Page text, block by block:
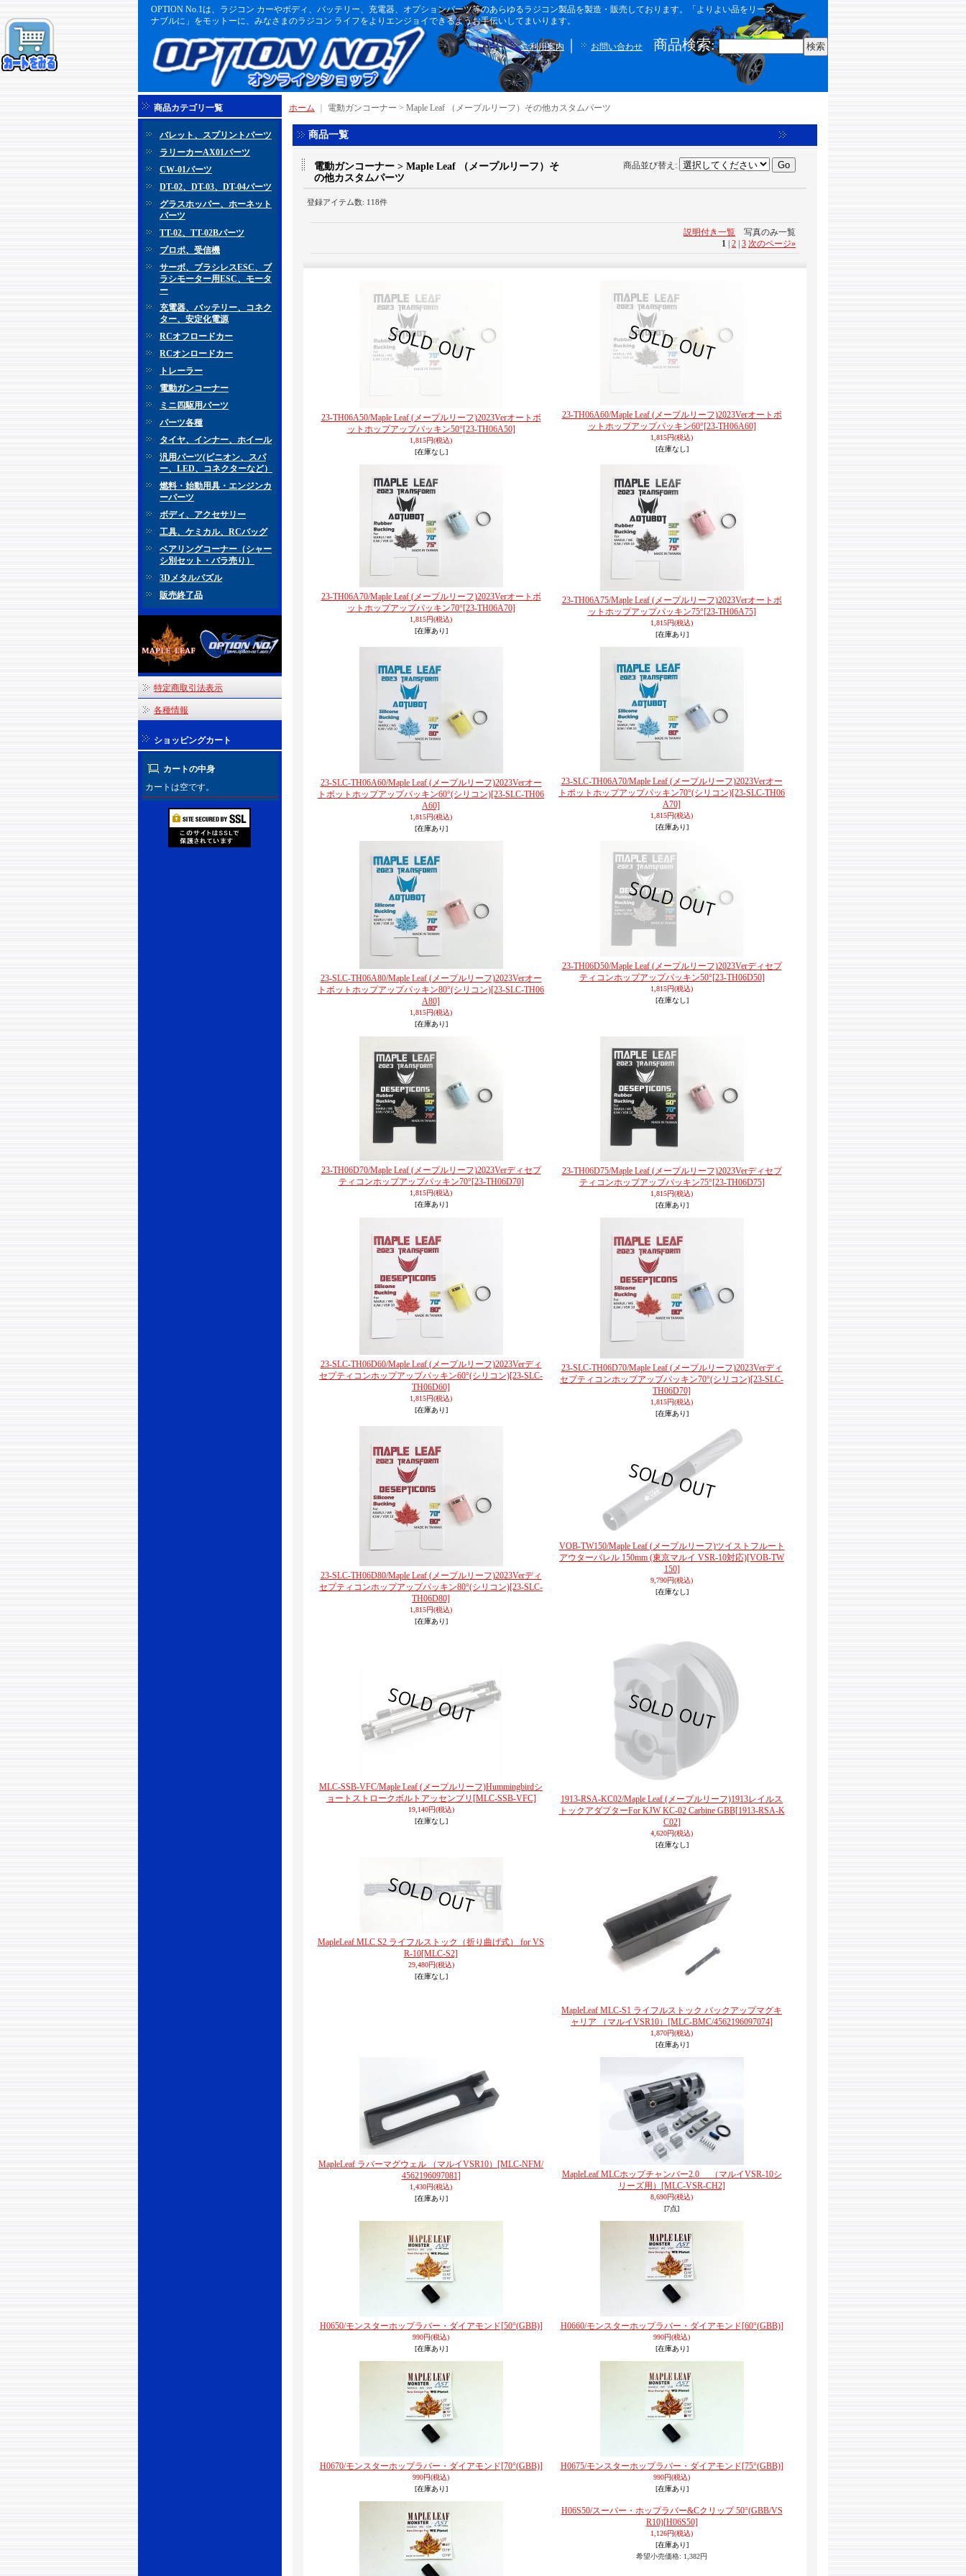
OPTION No.1は、ラジコン カーやボディ、バッテリー、充電器、オプションパーツ等のあらゆるラジコン製品を製造・販売しております。「よりよい品をリーズ
ナブルに」をモットーに、みなさまのラジコン ライフをよりエンジョイできるようお手伝いしてまいります。
ご利用案内 お問い合わせ 商品検索:
商品カテゴリ一覧
バレット、スプリントパーツ
ラリーカーAX01パーツ
CW-01パーツ
DT-02、DT-03、DT-04パーツ
グラスホッパー、ホーネット
パーツ
TT-02、TT-02Bパーツ
プロポ、受信機
サーボ、ブラシレスESC、ブ
ラシモーター用ESC、モータ
ー
充電器、バッテリー、コネク
ター、安定化電源
RCオフロードカー
RCオンロードカー
トレーラー
電動ガンコーナー
ミニ四駆用パーツ
パーツ各種
タイヤ、インナー、ホイール
汎用パーツ(ピニオン、スパ
ー、LED、コネクターなど）
燃料・始動用具・エンジンカ
ーパーツ
ボディ、アクセサリー
工具、ケミカル、RCバッグ
ベアリングコーナー（シャー
シ別セット・バラ売り）
3Dメタルパズル
販売終了品
特定商取引法表示
各種情報
ショッピングカート
カートの中身
カートは空です。
ホーム 電動ガンコーナー > Maple Leaf （メープルリーフ）その他カスタムパーツ
商品一覧
電動ガンコーナー > Maple Leaf （メープルリーフ）そ
の他カスタムパーツ
商品並び替え :
登録アイテム数: 118件
説明付き一覧 写真のみ一覧
1 2 3 次のページ»
23-TH06A50/Maple Leaf (メープルリーフ)2023Verオートボ
ットホップアップパッキン50°[23-TH06A50]
1,815円(税込)
[在庫なし]
23-TH06A60/Maple Leaf (メープルリーフ)2023Verオートボ
ットホップアップパッキン60°[23-TH06A60]
1,815円(税込)
[在庫なし]
23-TH06A70/Maple Leaf (メープルリーフ)2023Verオートボ
ットホップアップパッキン70°[23-TH06A70]
1,815円(税込)
[在庫あり]
23-TH06A75/Maple Leaf (メープルリーフ)2023Verオートボ
ットホップアップパッキン75°[23-TH06A75]
1,815円(税込)
[在庫あり]
23-SLC-TH06A60/Maple Leaf (メープルリーフ)2023Verオー
トボットホップアップパッキン60°(シリコン)[23-SLC-TH06
A60]
1,815円(税込)
[在庫あり]
23-SLC-TH06A70/Maple Leaf (メープルリーフ)2023Verオー
トボットホップアップパッキン70°(シリコン)[23-SLC-TH06
A70]
1,815円(税込)
[在庫あり]
23-SLC-TH06A80/Maple Leaf (メープルリーフ)2023Verオー
トボットホップアップパッキン80°(シリコン)[23-SLC-TH06
A80]
1,815円(税込)
[在庫あり]
23-TH06D50/Maple Leaf (メープルリーフ)2023Verディセプ
ティコンホップアップパッキン50°[23-TH06D50]
1,815円(税込)
[在庫なし]
23-TH06D70/Maple Leaf (メープルリーフ)2023Verディセプ
ティコンホップアップパッキン70°[23-TH06D70]
1,815円(税込)
[在庫あり]
23-TH06D75/Maple Leaf (メープルリーフ)2023Verディセプ
ティコンホップアップパッキン75°[23-TH06D75]
1,815円(税込)
[在庫あり]
23-SLC-TH06D60/Maple Leaf (メープルリーフ)2023Verディ
セプティコンホップアップパッキン60°(シリコン)[23-SLC-
TH06D60]
1,815円(税込)
[在庫あり]
23-SLC-TH06D70/Maple Leaf (メープルリーフ)2023Verディ
セプティコンホップアップパッキン70°(シリコン)[23-SLC-
TH06D70]
1,815円(税込)
[在庫あり]
23-SLC-TH06D80/Maple Leaf (メープルリーフ)2023Verディ
セプティコンホップアップパッキン80°(シリコン)[23-SLC-
TH06D80]
1,815円(税込)
[在庫あり]
VOB-TW150/Maple Leaf (メープルリーフ)ツイストフルート
アウターバレル 150mm (東京マルイ VSR-10対応)[VOB-TW
150]
9,790円(税込)
[在庫なし]
MLC-SSB-VFC/Maple Leaf (メープルリーフ)Hummingbirdシ
ョートストロークボルトアッセンブリ [MLC-SSB-VFC]
19,140円(税込)
[在庫なし]
1913-RSA-KC02/Maple Leaf (メープルリーフ)1913レイルス
トックアダプターFor KJW KC-02 Carbine GBB[1913-RSA-K
C02]
4,620円(税込)
[在庫なし]
MapleLeaf MLC S2 ライフルストック（折り曲げ式） for VS
R-10[MLC-S2]
29,480円(税込)
[在庫なし]
MapleLeaf MLC-S1 ライフルストック バックアップマグキ
ャリア （マルイVSR10） [MLC-BMC/4562196097074]
1,870円(税込)
[在庫あり]
MapleLeaf ラバーマグウェル （マルイVSR10） [MLC-NFM/
4562196097081]
1,430円(税込)
[在庫あり]
MapleLeaf MLCホップチャンバー2.0 （マルイVSR-10シ
リーズ用） [MLC-VSR-CH2]
8,690円(税込)
[7点]
H0650/モンスターホップラバー・ダイアモンド[50°(GBB)]
990円(税込)
[在庫あり]
H0660/モンスターホップラバー・ダイアモンド[60°(GBB)]
990円(税込)
[在庫あり]
H0670/モンスターホップラバー・ダイアモンド[70°(GBB)]
990円(税込)
[在庫あり]
H0675/モンスターホップラバー・ダイアモンド[75°(GBB)]
990円(税込)
[在庫あり]
H06S50/スーパー・ホップラバー&Cクリップ 50°(GBB/VS
R10)[H06S50]
1,126円(税込)
[在庫あり]
希望小売価格: 1,382円